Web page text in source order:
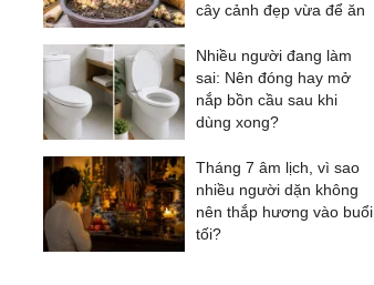
cây cảnh đẹp vừa để ăn
Nhiều người đang làm
sai: Nên đóng hay mở
nắp bồn cầu sau khi
dùng xong?
Tháng 7 âm lịch, vì sao
nhiều người dặn không
nên thắp hương vào buổi
tối?